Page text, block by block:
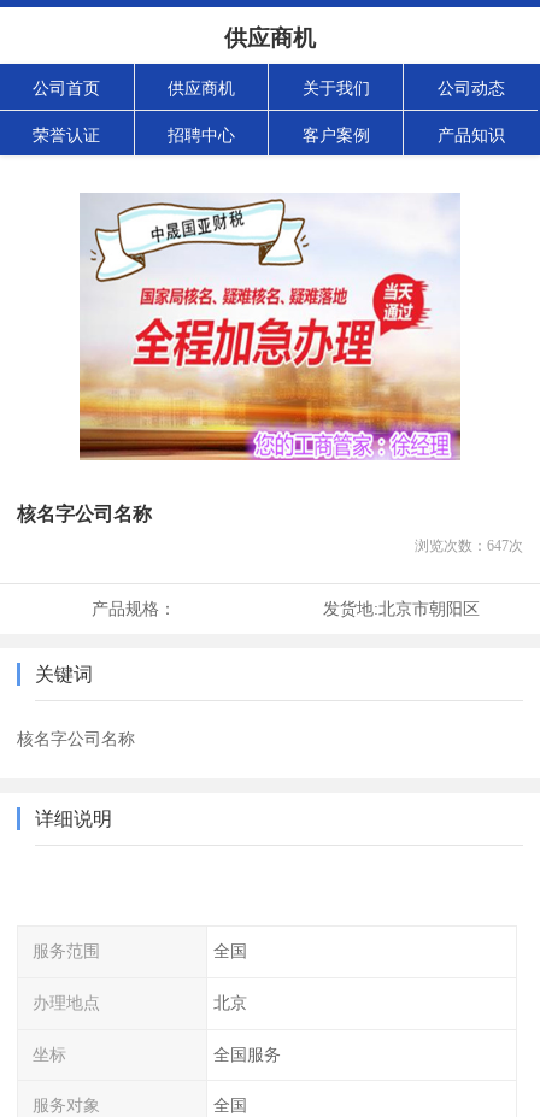
供应商机
公司首页 供应商机 关于我们 公司动态
荣誉认证 招聘中心 客户案例 产品知识
核名字公司名称
浏览次数： 647次
产品规格： 发货地:北京市朝阳区
关键词
核名字公司名称
详细说明
服务范围 全国
办理地点 北京
坐标 全国服务
服务对象 全国